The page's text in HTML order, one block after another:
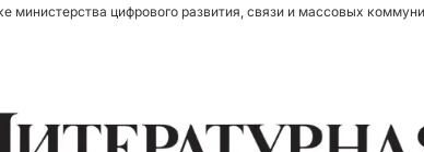
министерства цифрового развития, связи и массовых